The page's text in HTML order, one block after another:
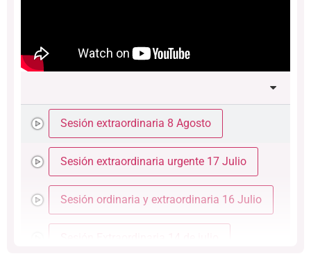
Sesión extraordinaria 8 Agosto
Sesión extraordinaria urgente 17 Julio
Sesión ordinaria y extraordinaria 16 Julio